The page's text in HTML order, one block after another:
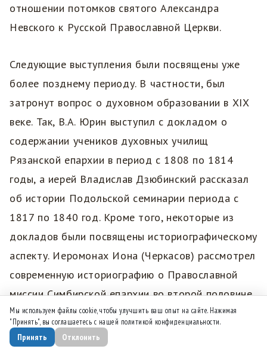
отношении потомков святого Александра
Невского к Русской Православной Церкви.
Следующие выступления были посвящены уже
более позднему периоду. В частности, был
затронут вопрос о духовном образовании в XIX
веке. Так, В.А. Юрин выступил с докладом о
содержании учеников духовных училищ
Рязанской епархии в период с 1808 по 1814
годы, а иерей Владислав Дзюбинский рассказал
об истории Подольской семинарии периода с
1817 по 1840 год. Кроме того, некоторые из
докладов были посвящены историографическому
аспекту. Иеромонах Иона (Черкасов) рассмотрел
современную историографию о Православной
миссии Симбирской епархии во второй половине
XIX — начале XX века, а диакон Филипп Исломов
исследовал проблему отношения Церкви к
падению самодержавия в советской
Мы используем файлы cookie, чтобы улучшить ваш опыт на сайте. Нажимая
"Принять", вы соглашаетесь с нашей политикой конфиденциальности.
Принять Отклонить